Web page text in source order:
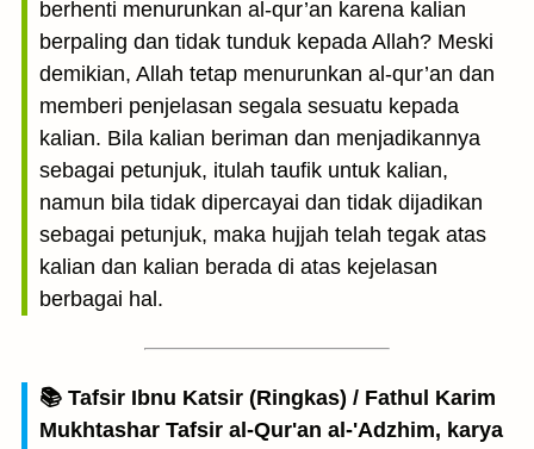
berhenti menurunkan al-qur’an karena kalian
berpaling dan tidak tunduk kepada Allah? Meski
demikian, Allah tetap menurunkan al-qur’an dan
memberi penjelasan segala sesuatu kepada
kalian. Bila kalian beriman dan menjadikannya
sebagai petunjuk, itulah taufik untuk kalian,
namun bila tidak dipercayai dan tidak dijadikan
sebagai petunjuk, maka hujjah telah tegak atas
kalian dan kalian berada di atas kejelasan
berbagai hal.
📚 Tafsir Ibnu Katsir (Ringkas) / Fathul Karim
Mukhtashar Tafsir al-Qur'an al-'Adzhim, karya